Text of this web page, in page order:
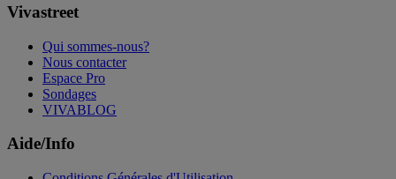
Vivastreet
Qui sommes-nous?
Nous contacter
Espace Pro
Sondages
VIVABLOG
Aide/Info